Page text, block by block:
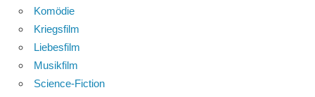
Komödie
Kriegsfilm
Liebesfilm
Musikfilm
Science-Fiction